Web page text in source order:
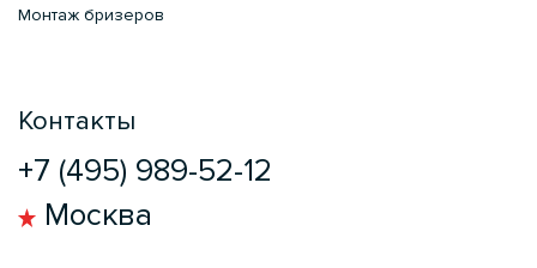
Монтаж бризеров
Контакты
+7 (495) 989-52-12
Москва